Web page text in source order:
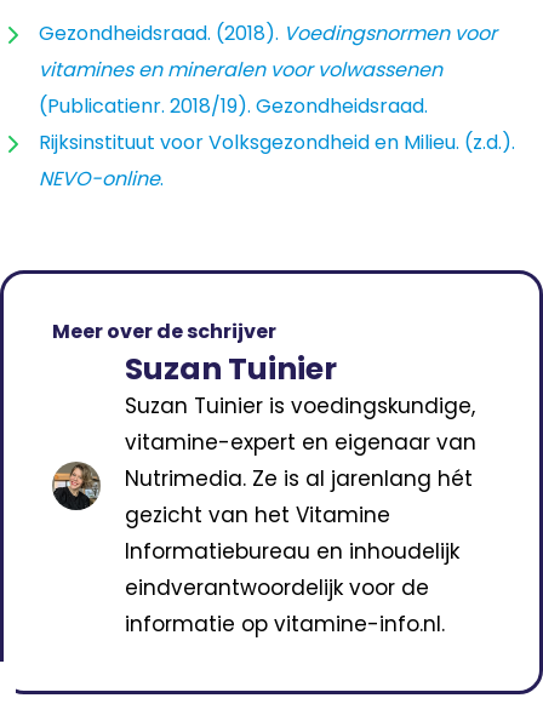
Gezondheidsraad. (2018). Voedingsnormen voor
vitamines en mineralen voor volwassenen
(Publicatienr. 2018/19). Gezondheidsraad.
Rijksinstituut voor Volksgezondheid en Milieu. (z.d.).
NEVO-online.
Meer over de schrijver
Suzan Tuinier
Suzan Tuinier is voedingskundige,
vitamine-expert en eigenaar van
Nutrimedia. Ze is al jarenlang hét
gezicht van het Vitamine
Informatiebureau en inhoudelijk
eindverantwoordelijk voor de
informatie op vitamine-info.nl.